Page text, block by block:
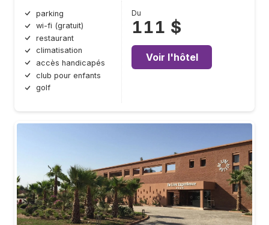
parking
wi-fi (gratuit)
restaurant
climatisation
accès handicapés
club pour enfants
golf
Du
111 $
Voir l'hôtel